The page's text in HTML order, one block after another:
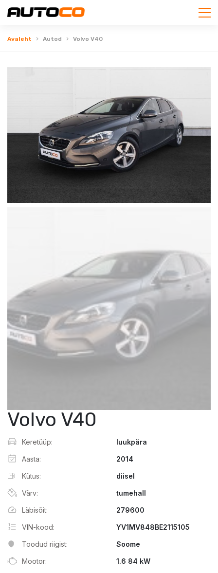
Avaleht Autod Volvo V40
Volvo V40
Keretüüp: luukpära
Aasta: 2014
Kütus: diisel
Värv: tumehall
Läbisõit: 279600
VIN-kood: YV1MV848BE2115105
Toodud riigist: Soome
Mootor: 1.6 84 kW